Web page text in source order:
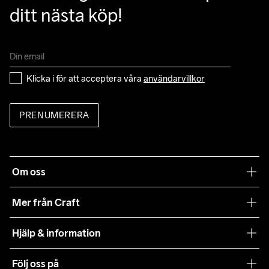
ditt nästa köp!
Klicka i för att acceptera våra användarvillkor
PRENUMERERA
Om oss
Mer från Craft
Teamwear
Hjälp & information
Följ oss på